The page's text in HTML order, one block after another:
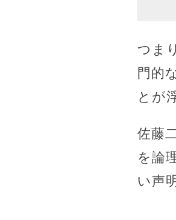
つま
門的
とが
佐藤
を論
い声